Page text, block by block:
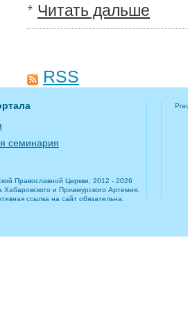
Читать дальше
RSS
семинария
Православной Церкви, 2012 - 2026
и Приамурского Артемия.
ссылка на сайт обязательна.